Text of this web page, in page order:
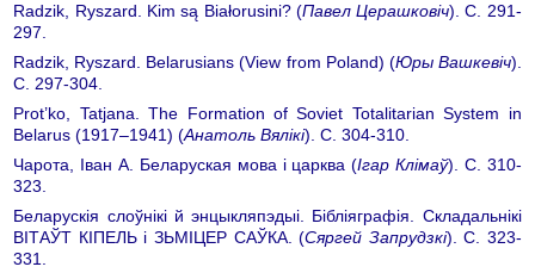
Radzik, Ryszard. Kim są Białorusini? (Павел Церашковіч). С. 291-
297.
Radzik, Ryszard. Belarusians (View from Poland) (Юры Вашкевіч).
С. 297-304.
Prot’ko, Tatjana. The Formation of Soviet Totalitarian System in
Belarus (1917–1941) (Анатоль Вялікі). С. 304-310.
Чарота, Іван А. Беларуская мова і царква (Ігар Клімаў). С. 310-
323.
Беларускія слоўнікі й энцыкляпэдыі. Бібліяграфія. Складальнікі
ВІТАЎТ КІПЕЛЬ і ЗЬМІЦЕР САЎКА. (Сяргей Запрудзкі). С. 323-
331.